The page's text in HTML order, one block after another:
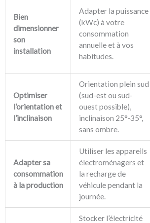
Bien
dimensionner
son
installation
Adapter la puissance
(kWc) à votre
consommation
annuelle et à vos
habitudes.
Optimiser
l’orientation et
l’inclinaison
Orientation plein sud
(sud-est ou sud-
ouest possible),
inclinaison 25°-35°,
sans ombre.
Adapter sa
consommation
à la production
Utiliser les appareils
électroménagers et
la recharge de
véhicule pendant la
journée.
Stocker l’électricité